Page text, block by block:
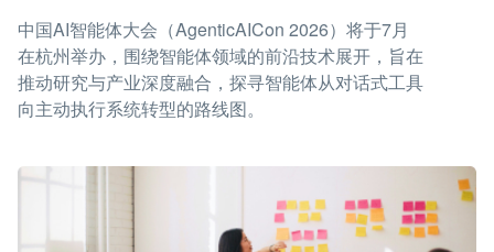
中国AI智能体大会（AgenticAICon 2026）将于7月
在杭州举办，围绕智能体领域的前沿技术展开，旨在
推动研究与产业深度融合，探寻智能体从对话式工具
向主动执行系统转型的路线图。